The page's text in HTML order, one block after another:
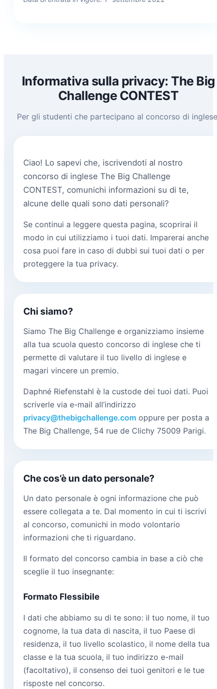
Informativa sulla privacy: The Big
Challenge CONTEST
Per gli studenti che partecipano al concorso di
Ciao! Lo sapevi che, iscrivendoti al nostro
concorso di inglese The Big Challenge
CONTEST, comunichi informazioni su di te,
alcune delle quali sono dati personali?
Se continui a leggere questa pagina, scoprirai il
modo in cui utilizziamo i tuoi dati. Imparerai anche
cosa puoi fare in caso di dubbi sui tuoi dati o per
proteggere la tua privacy.
Chi siamo?
Siamo The Big Challenge e organizziamo insieme
alla tua scuola questo concorso di inglese che ti
permette di valutare il tuo livello di inglese e
magari vincere un premio.
Daphné Riefenstahl è la custode dei tuoi dati. Puoi
scriverle via e-mail all’indirizzo
privacy@thebigchallenge.com oppure per posta a
The Big Challenge, 54 rue de Clichy 75009 Parigi.
Che cos’è un dato personale?
Un dato personale è ogni informazione che può
essere collegata a te. Dal momento in cui ti iscrivi
al concorso, comunichi in modo volontario
informazioni che ti riguardano.
Il formato del concorso cambia in base a ciò che
sceglie il tuo insegnante:
Formato Flessibile
I dati che abbiamo su di te sono: il tuo nome, il tuo
cognome, la tua data di nascita, il tuo Paese di
residenza, il tuo livello scolastico, il nome della tua
classe e la tua scuola, il tuo indirizzo e-mail
(facoltativo), il consenso dei tuoi genitori e le tue
risposte nel concorso.